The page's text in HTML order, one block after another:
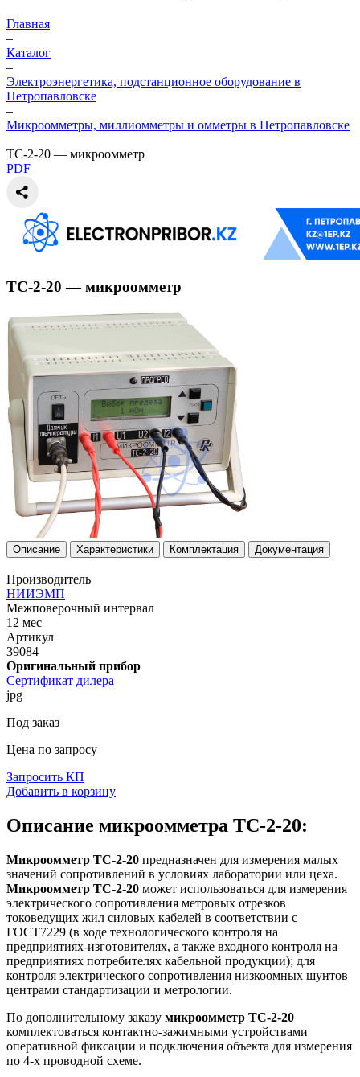
Главная
–
Каталог
–
Электроэнергетика, подстанционное оборудование в
Петропавловске
–
Микроомметры, миллиомметры и омметры в Петропавловске
–
ТС-2-20 — микроомметр
PDF
ТС-2-20 — микроомметр
Описание Характеристики Комплектация Документация
Производитель
НИИЭМП
Межповерочный интервал
12 мес
Артикул
39084
Оригинальный прибор
Сертификат дилера
jpg
Под заказ
Цена по запросу
Запросить КП
Добавить в корзину
Описание микроомметра ТС-2-20:
Микроомметр ТС-2-20 предназначен для измерения малых
значений сопротивлений в условиях лаборатории или цеха.
Микроомметр ТС-2-20 может использоваться для измерения
электрического сопротивления метровых отрезков
токоведущих жил силовых кабелей в соответствии с
ГОСТ7229 (в ходе технологического контроля на
предприятиях-изготовителях, а также входного контроля на
предприятиях потребителях кабельной продукции); для
контроля электрического сопротивления низкоомных шунтов
центрами стандартизации и метрологии.
По дополнительному заказу микроомметр ТС-2-20
комплектоваться контактно-зажимными устройствами
оперативной фиксации и подключения объекта для измерения
по 4-х проводной схеме.